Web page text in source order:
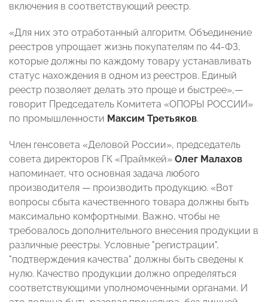
включения в соответствующий реестр.
«Для них это отработанный алгоритм. Объединение
реестров упрощает жизнь покупателям по 44-ФЗ,
которые должны по каждому товару устанавливать
статус нахождения в одном из реестров. Единый
реестр позволяет делать это проще и быстрее»,—
говорит Председатель Комитета «ОПОРЫ РОССИИ»
по промышленности Максим Третьяков.
Член генсовета «Деловой России», председатель
совета директоров ГК «Праймкей» Олег Малахов
напоминает, что основная задача любого
производителя — производить продукцию. «Вот
вопросы сбыта качественного товара должны быть
максимально комфортными. Важно, чтобы не
требовалось дополнительного внесения продукции в
различные реестры. Условные "регистрации",
"подтверждения качества" должны быть сведены к
нулю. Качество продукции должно определяться
соответствующими уполномоченными органами. И